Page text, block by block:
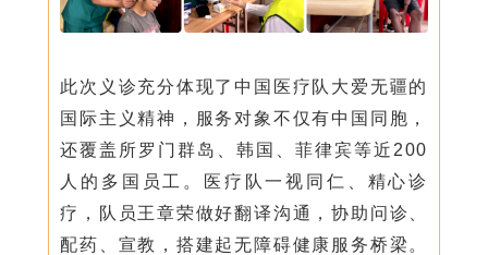
此次义诊充分体现了中国医疗队大爱无疆的
国际主义精神，服务对象不仅有中国同胞，
还覆盖所罗门群岛、韩国、菲律宾等近200
人的多国员工。医疗队一视同仁、精心诊
疗，队员王章荣做好翻译沟通，协助问诊、
配药、宣教，搭建起无障碍健康服务桥梁。